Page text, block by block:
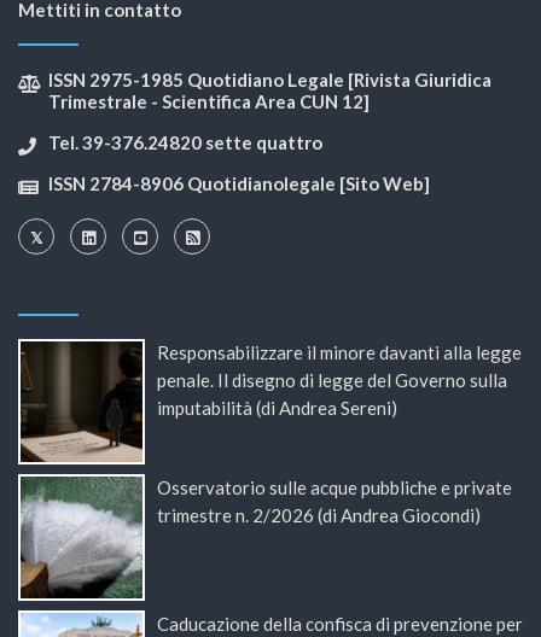
Mettiti in contatto
ISSN 2975-1985 Quotidiano Legale [Rivista Giuridica
Trimestrale - Scientifica Area CUN 12]
Tel. 39-376.24820 sette quattro
ISSN 2784-8906 Quotidianolegale [Sito Web]
Responsabilizzare il minore davanti alla legge
penale. Il disegno di legge del Governo sulla
imputabilità (di Andrea Sereni)
Osservatorio sulle acque pubbliche e private
trimestre n. 2/2026 (di Andrea Giocondi)
Caducazione della confisca di prevenzione per